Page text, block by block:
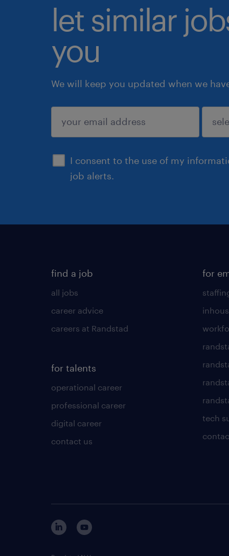
let similar
you
We will keep you updated when we
I consent to the use of my
job alerts.
submit
find a job
all jobs
career advice
careers at Randstad
for talents
operational career
professional career
digital career
contact us
for
tech